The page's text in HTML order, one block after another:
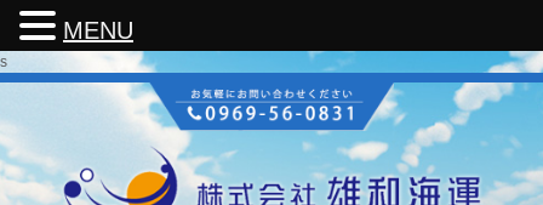
s
MENU